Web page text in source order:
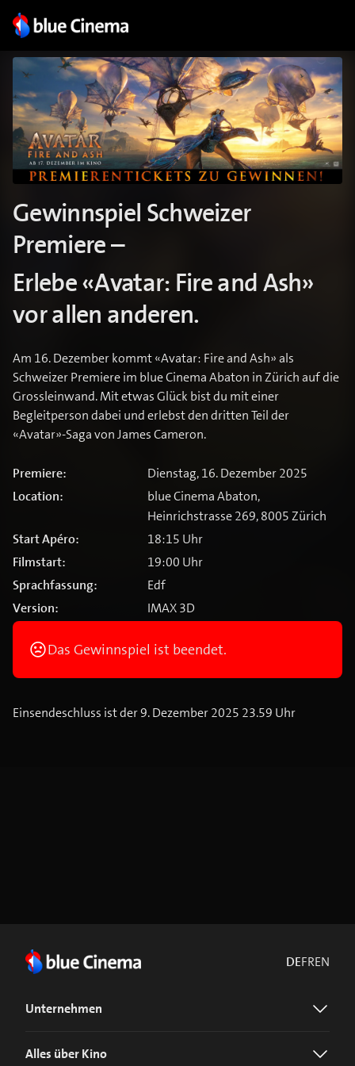
Gewinnspiel Schweizer
Premiere –
Erlebe «Avatar: Fire and Ash»
vor allen anderen.
Am 16. Dezember kommt «Avatar: Fire and Ash» als
Schweizer Premiere im blue Cinema Abaton in Zürich auf die
Grossleinwand. Mit etwas Glück bist du mit einer
Begleitperson dabei und erlebst den dritten Teil der
«Avatar»-Saga von James Cameron.
Premiere:
Dienstag, 16. Dezember 2025
Location:
blue Cinema Abaton,
Heinrichstrasse 269, 8005 Zürich
Start Apéro:
18:15 Uhr
Filmstart:
19:00 Uhr
Sprachfassung:
Edf
Version:
IMAX 3D
Das Gewinnspiel ist beendet.
Einsendeschluss ist der 9. Dezember 2025 23.59 Uhr
DEFREN
Unternehmen
Alles über Kino